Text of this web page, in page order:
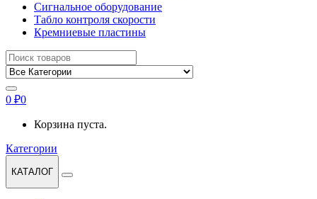
Сигнальное оборудование
Табло контроля скорости
Кремниевые пластины
Найти:
0 ₽0
Корзина пуста.
Категории
КАТАЛОГ